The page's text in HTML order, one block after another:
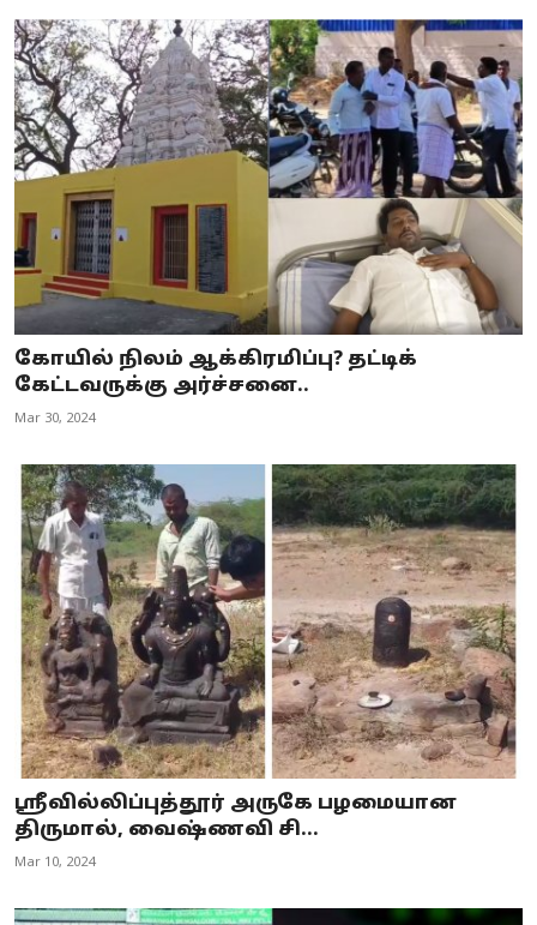
கோயில் நிலம் ஆக்கிரமிப்பு? தட்டிக்
கேட்டவருக்கு அர்ச்சனை..
Mar 30, 2024
ஸ்ரீவில்லிப்புத்தூர் அருகே பழமையான
திருமால், வைஷ்ணவி சி...
Mar 10, 2024